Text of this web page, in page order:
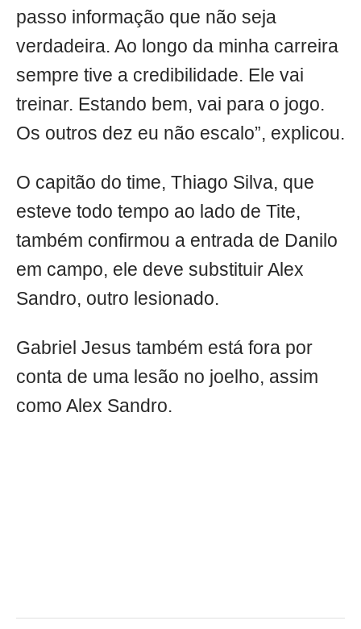
passo informação que não seja
verdadeira. Ao longo da minha carreira
sempre tive a credibilidade. Ele vai
treinar. Estando bem, vai para o jogo.
Os outros dez eu não escalo”, explicou.
O capitão do time, Thiago Silva, que
esteve todo tempo ao lado de Tite,
também confirmou a entrada de Danilo
em campo, ele deve substituir Alex
Sandro, outro lesionado.
Gabriel Jesus também está fora por
conta de uma lesão no joelho, assim
como Alex Sandro.